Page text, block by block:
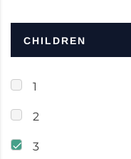
CHILDREN
1
2
3